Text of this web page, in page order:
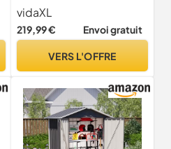
Anthracite
vidaXL
219,99 € Envoi gratuit
VERS L'OFFRE